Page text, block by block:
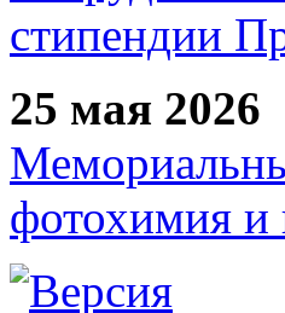
стипендии
25 мая 2026
фотохимия и